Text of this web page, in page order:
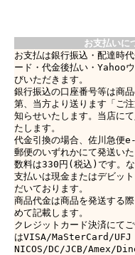
お支払いに
お支払は銀行振込・配達時
ード・代金後払い・Yahoo
びいただきます。
銀行振込の口座番号等は商
第、当方より送ります「ご
知らせいたします。当店に
たします。
代金引換の場合、佐川急
郵便のいずれかにて発送い
数料は330円(税込)です
支払いは現金またはデビッ
だいております。
商品代金は商品を発送する
めて記載します。
クレジットカード決済にて
はVISA/MaSterCard/UFJ
NICOS/DC/JCB/Amex/